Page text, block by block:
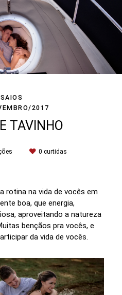
2017
TAVINHO
0 curtidas
rotina na vida de vocês em
boa, que energia,
aproveitando a natureza
bençãos pra vocês, e
da vida de vocês.